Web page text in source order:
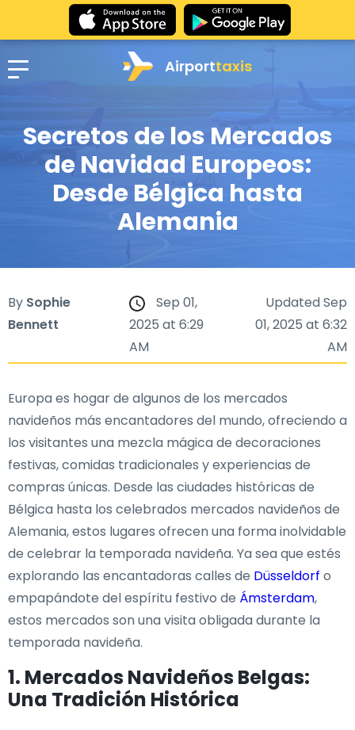
Airporttaxis
Secretos de los Mercados
de Navidad Europeos:
Desde Bélgica hasta
Alemania
By Sophie
Bennett
Sep 01,
2025 at 6:29
AM
Updated Sep
01, 2025 at 6:32
AM
Europa es hogar de algunos de los mercados
navideños más encantadores del mundo, ofreciendo a
los visitantes una mezcla mágica de decoraciones
festivas, comidas tradicionales y experiencias de
compras únicas. Desde las ciudades históricas de
Bélgica hasta los celebrados mercados navideños de
Alemania, estos lugares ofrecen una forma inolvidable
de celebrar la temporada navideña. Ya sea que estés
explorando las encantadoras calles de Düsseldorf o
empapándote del espíritu festivo de Ámsterdam,
estos mercados son una visita obligada durante la
temporada navideña.
1. Mercados Navideños Belgas:
Una Tradición Histórica